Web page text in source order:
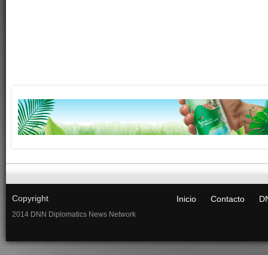
Copyright
2014 DNN Diplomatics News Network
Inicio Contacto